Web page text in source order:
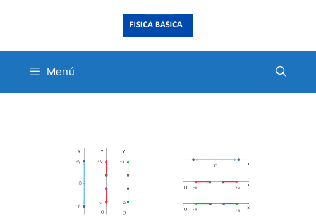
Menú